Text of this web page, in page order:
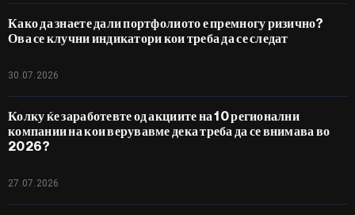
Како да знаете дали портфолиото е премногу ризично?
Ова се клучни индикатори кои треба да се следат
30.07.2026
Колку ќе заработевте од акциите на 10 регионални
компании на кои верувавме дека треба да се внимава во
2026?
27.07.2026